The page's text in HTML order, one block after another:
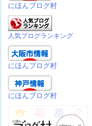
にほんブログ村
人気ブログランキング
にほんブログ村
にほんブログ村